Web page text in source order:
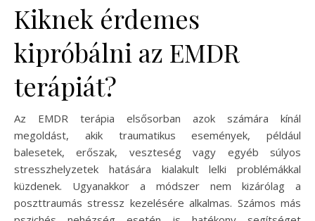
Kiknek érdemes
kipróbálni az EMDR
terápiát?
Az EMDR terápia elsősorban azok számára kínál
megoldást, akik traumatikus események, például
balesetek, erőszak, veszteség vagy egyéb súlyos
stresszhelyzetek hatására kialakult lelki problémákkal
küzdenek. Ugyanakkor a módszer nem kizárólag a
poszttraumás stressz kezelésére alkalmas. Számos más